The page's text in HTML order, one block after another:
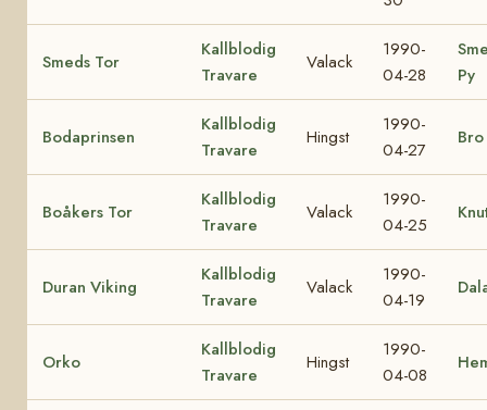
Smeds Tor
Kallblodig
Travare
Valack
1990-
04-28
Py
Bodaprinsen
Kallblodig
Travare
Hingst
1990-
04-27
Bro
Boåkers Tor
Kallblodig
Travare
Valack
1990-
04-25
Duran Viking
Kallblodig
Travare
Valack
1990-
04-19
Orko
Kallblodig
Travare
Hingst
1990-
04-08